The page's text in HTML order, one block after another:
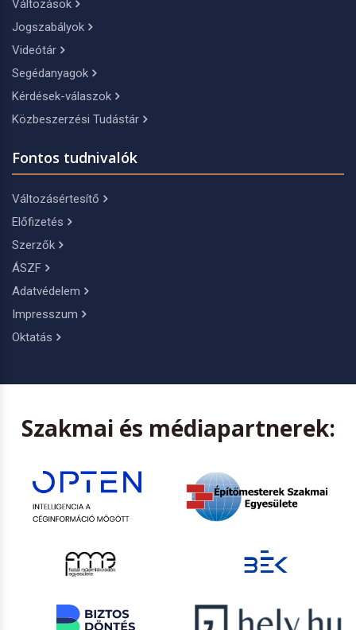
Változások
Jogszabályok
Videótár
Segédanyagok
Kérdések-válaszok
Közbeszerzési Tudástár
Fontos tudnivalók
Változásértesítő
Előfizetés
Szerzők
ÁSZF
Adatvédelem
Impresszum
Oktatás
Szakmai és médiapartnerek: